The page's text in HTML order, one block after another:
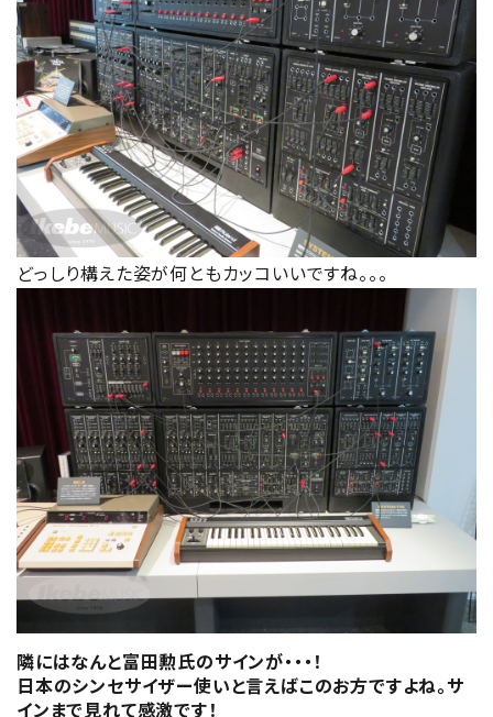
どっしり構えた姿が何ともカッコいいですね。。。
隣にはなんと富田勲氏のサインが・・・！
日本のシンセサイザー使いと言えばこのお方ですよね。サ
インまで見れて感激です！